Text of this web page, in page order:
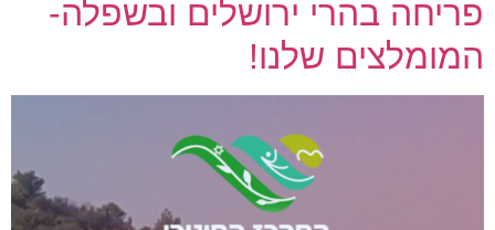
פריחה בהרי ירושלים ובשפלה-
המומלצים שלנו!